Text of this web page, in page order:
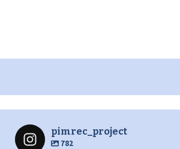
pimrec_project
782